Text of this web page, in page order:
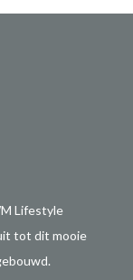
Lifestyle
tot dit mooie